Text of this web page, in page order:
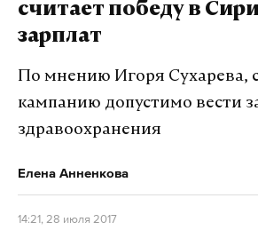
считает победу в
зарплат
По мнению Игоря Сухарева,
кампанию допустимо вести
здравоохранения
Елена Анненкова
14:21, 28 июля 2017